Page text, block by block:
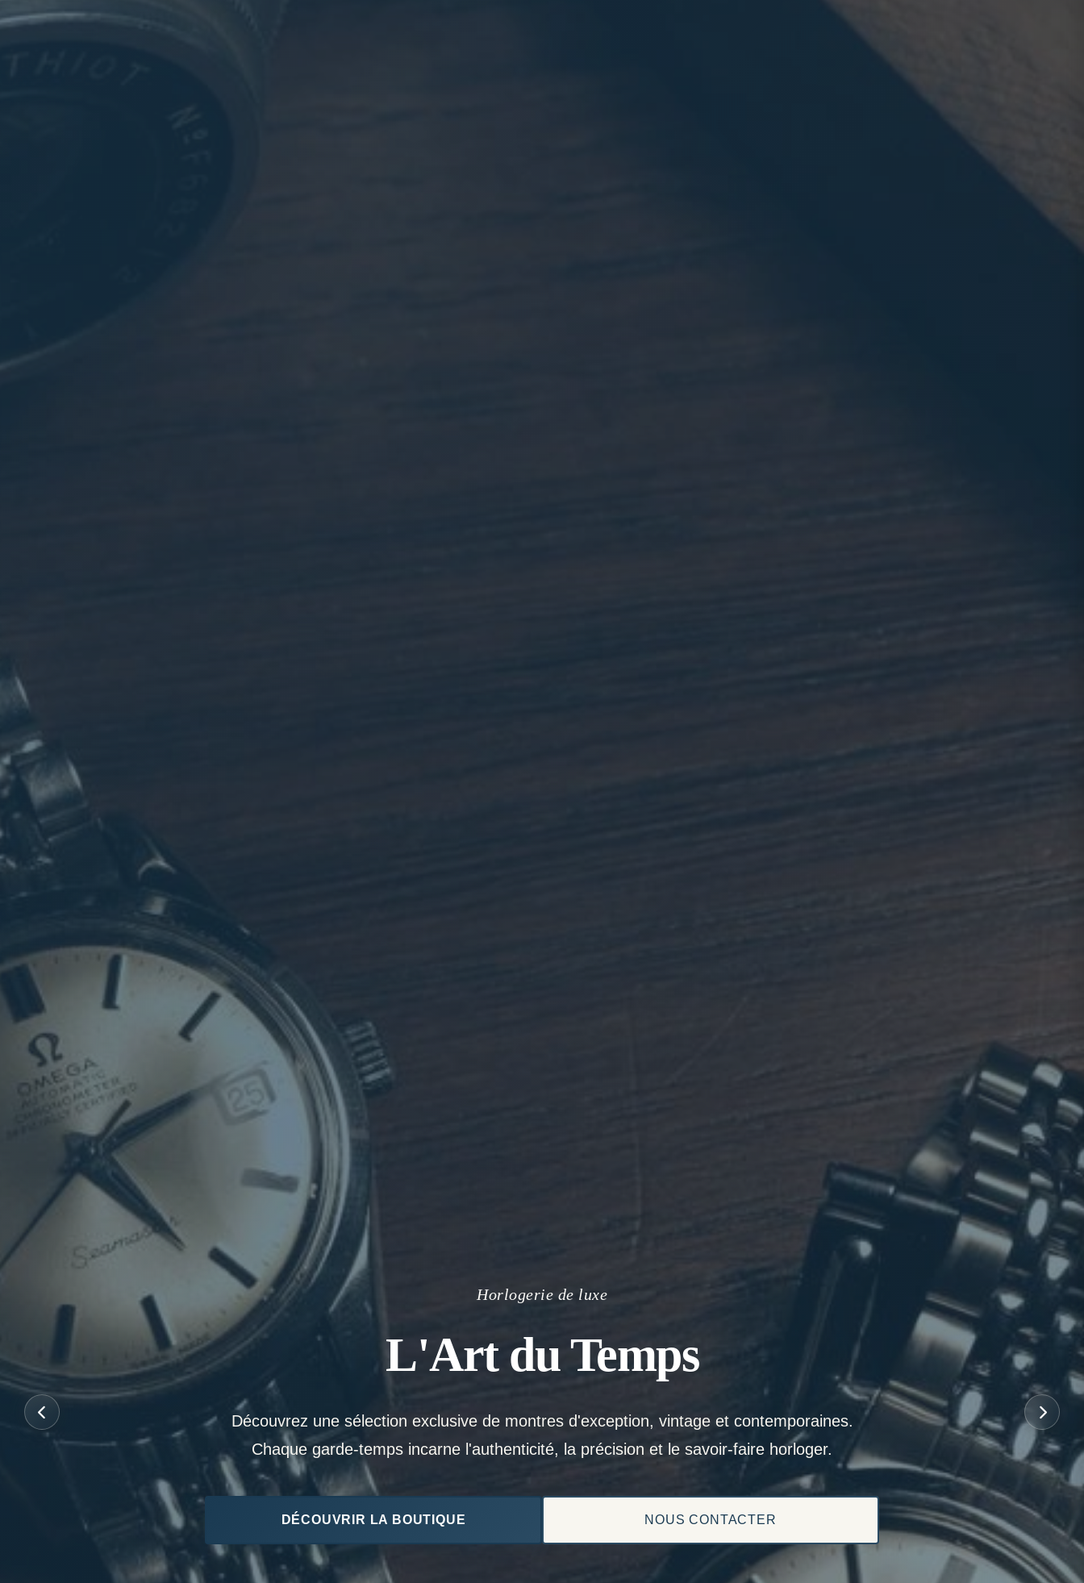
Horlogerie de luxe
L'Art du Temps
Découvrez une sélection exclusive de montres d'exception, vintage et contemporaines.
Chaque garde-temps incarne l'authenticité, la précision et le savoir-faire horloger.
DÉCOUVRIR LA BOUTIQUE NOUS CONTACTER